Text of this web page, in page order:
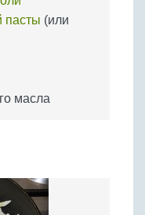
пасты (или
масла